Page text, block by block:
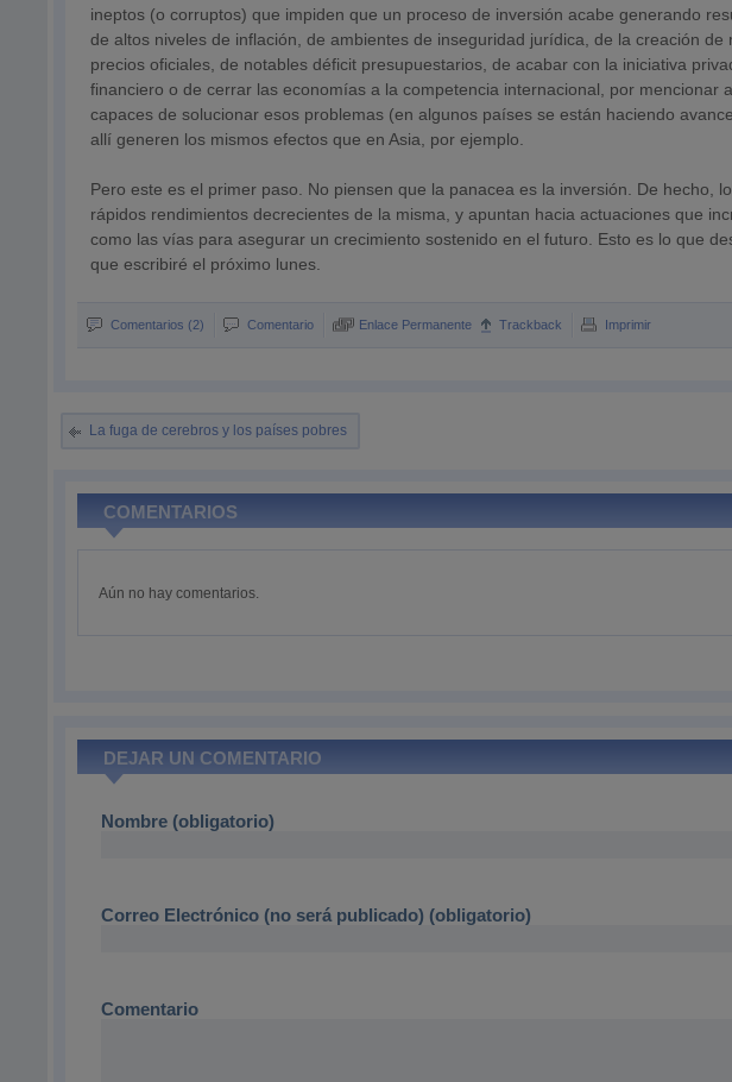
ineptos (o corruptos) que impiden que un proceso de inversión acabe generando
de altos niveles de inflación, de ambientes de inseguridad jurídica, de la creación
precios oficiales, de notables déficit presupuestarios, de acabar con la iniciativa
financiero o de cerrar las economías a la competencia internacional, por mencionar
capaces de solucionar esos problemas (en algunos países se están haciendo
allí generen los mismos efectos que en Asia, por ejemplo.
Pero este es el primer paso. No piensen que la panacea es la inversión. De hecho,
rápidos rendimientos decrecientes de la misma, y apuntan hacia actuaciones que
como las vías para asegurar un crecimiento sostenido en el futuro. Esto es lo que
que escribiré el próximo lunes.
Comentarios (2) Comentario Enlace Permanente Trackback Imprimir
La fuga de cerebros y los países pobres
COMENTARIOS
Aún no hay comentarios.
DEJAR UN COMENTARIO
Nombre (obligatorio)
Correo Electrónico (no será publicado) (obligatorio)
Comentario